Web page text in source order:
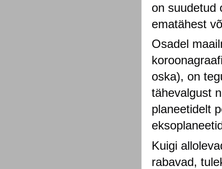
on suudetud
ematähest
Osadel
oska), on
tähevalgust
planeetidelt
Kuigi
rabavad,